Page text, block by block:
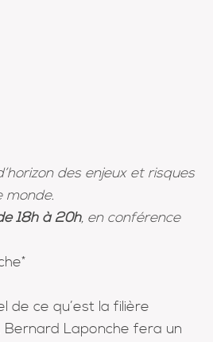
des enjeux et risques
monde.
18h à 20h, en conférence
de ce qu’est la filière
Bernard Laponche fera un